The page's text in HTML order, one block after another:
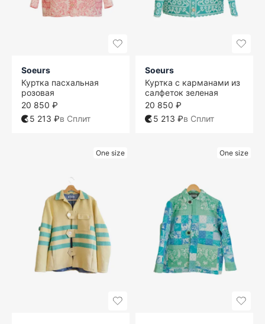
Soeurs
Куртка пасхальная
розовая
20 850 ₽
5 213 ₽в Сплит
Soeurs
Куртка с карманами из
салфеток зеленая
20 850 ₽
5 213 ₽в Сплит
One size One size